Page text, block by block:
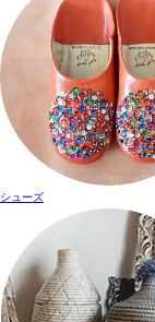
シューズ